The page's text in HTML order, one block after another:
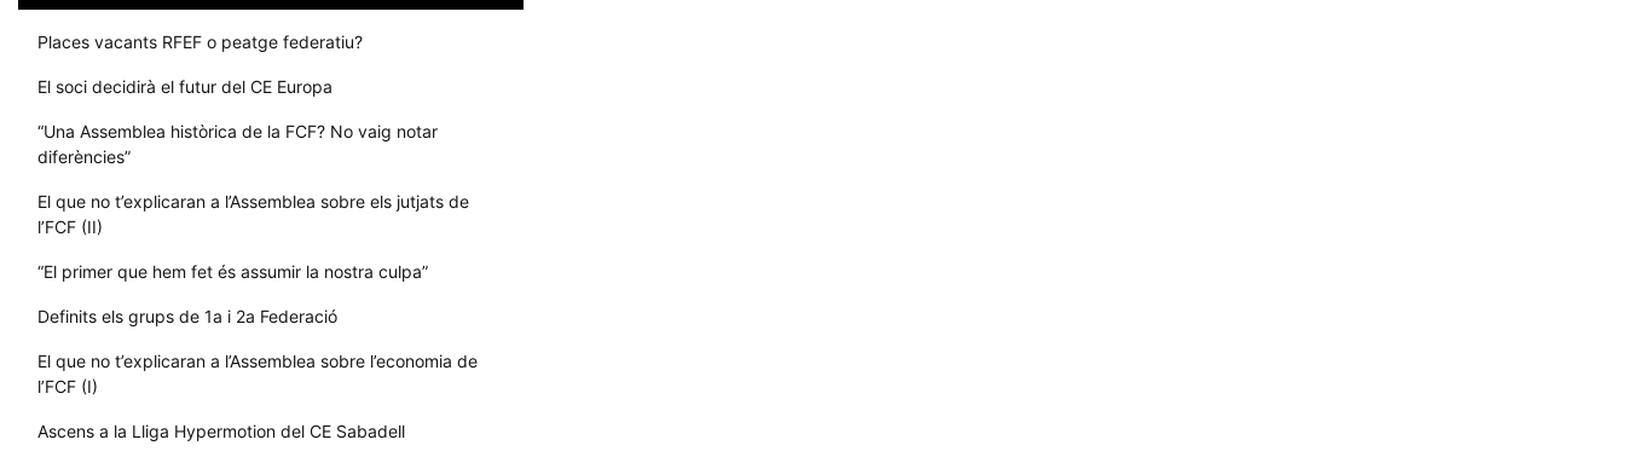
Places vacants RFEF o peatge federatiu?
El soci decidirà el futur del CE Europa
“Una Assemblea històrica de la FCF? No vaig notar
diferències”
El que no t’explicaran a l’Assemblea sobre els jutjats de
l’FCF (II)
“El primer que hem fet és assumir la nostra culpa”
Definits els grups de 1a i 2a Federació
El que no t’explicaran a l’Assemblea sobre l’economia de
l’FCF (I)
Ascens a la Lliga Hypermotion del CE Sabadell